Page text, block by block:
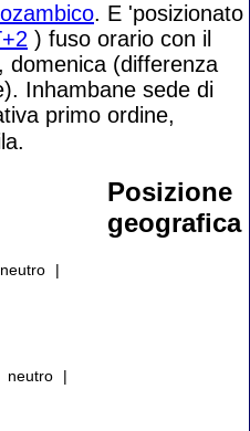
. E 'posizionato
) fuso orario con il
domenica (differenza
Inhambane sede di
primo ordine,
neutro |
neutro |
Posizione
geografica